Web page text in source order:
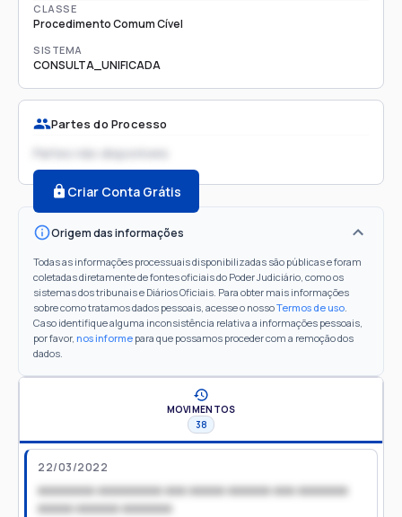
CLASSE
Procedimento Comum Cível
SISTEMA
CONSULTA_UNIFICADA
Partes do Processo
Partes não disponíveis
Criar Conta Grátis
Origem das informações
Todas as informações processuais disponibilizadas são públicas e foram
coletadas diretamente de fontes oficiais do Poder Judiciário, como os
sistemas dos tribunais e Diários Oficiais. Para obter mais informações
sobre como tratamos dados pessoais, acesse o nossoTermos de uso.
Caso identifique alguma inconsistência relativa a informações pessoais,
por favor, nos informe para que possamos proceder com a remoção dos
dados.
MOVIMENTOS
38
22/03/2022
xxxxxxxx xxxxxxxxx xxx xxxxx xxxxxx xxx xxxxxxx
xxxxx xxxxxx xxxxxxx